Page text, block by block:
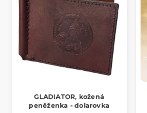
GLADIATOR, kožená
peněženka - dolarovka